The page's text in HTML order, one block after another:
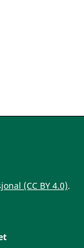
(CC BY 4.0).